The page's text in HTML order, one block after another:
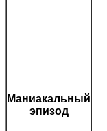
Маниакальный
эпизод